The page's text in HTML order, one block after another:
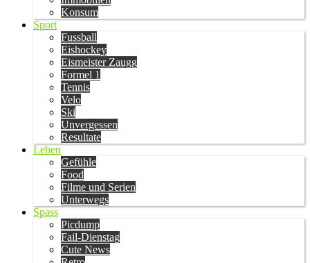
Konsum
Sport
Fussball
Eishockey
Eismeister Zaugg
Formel 1
Tennis
Velo
Ski
Unvergessen
Resultate
Leben
Gefühle
Food
Filme und Serien
Unterwegs
Spass
Picdump
Fail-Dienstag
Cute News